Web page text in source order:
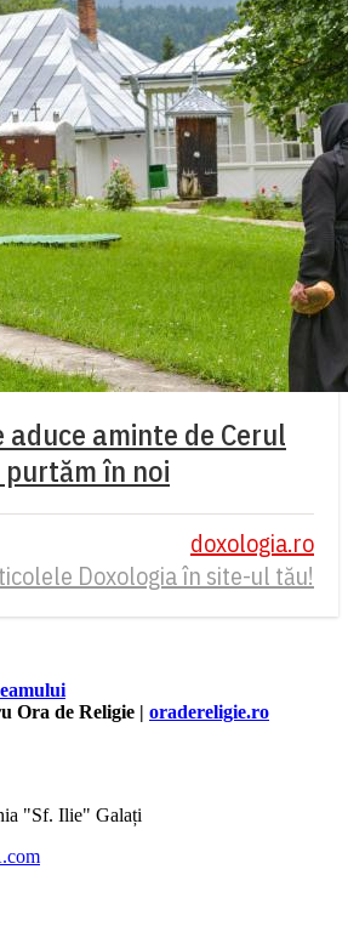
aduce aminte de Cerul
în noi
doxologia.ro
Doxologia în site-ul tău!
Ora de Religie | oradereligie.ro
"Sf. Ilie" Galați